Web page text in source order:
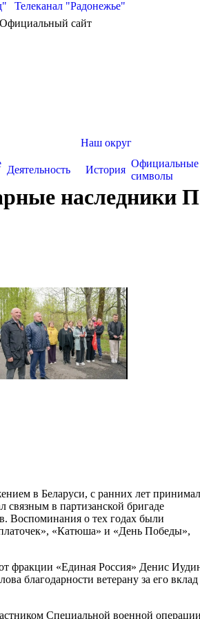
Телеканал "Радонежье"
Официальный сайт
Деятельность
Наш округ
История
Официальные
символы
в Беларуси, с ранних лет принимал
связным в партизанской бригаде
Воспоминания о тех годах были
«Катюша» и «День Победы»,
фракции «Единая Россия» Денис
благодарности ветерану за его вклад
Специальной военной